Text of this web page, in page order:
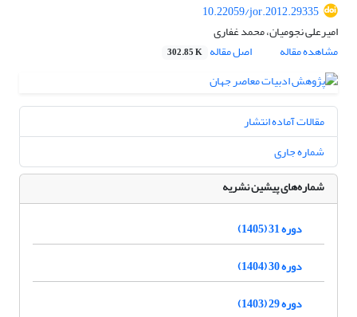
10.22059/jor.2012.29335
امیرعلی نجومیان، محمد غفاری
مشاهده مقاله
اصل مقاله 302.85 K
مقالات آماده انتشار
شماره جاری
شماره‌های پیشین نشریه
دوره 31 (1405)
دوره 30 (1404)
دوره 29 (1403)